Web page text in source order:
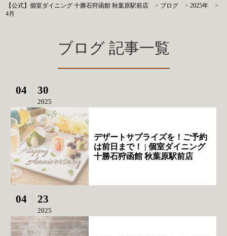
【公式】個室ダイニング 十勝石狩函館 秋葉原駅前店 > ブログ >2025年
>
4月
ブログ 記事一覧
04 30
2025
デザートサプライズを！ご予約
は前日まで！ | 個室ダイニング
十勝石狩函館 秋葉原駅前店
04 23
2025